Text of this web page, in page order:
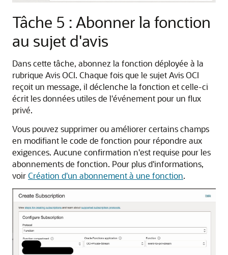
Tâche 5 : Abonner la fonction
au sujet d'avis
Dans cette tâche, abonnez la fonction déployée à la
rubrique Avis OCI. Chaque fois que le sujet Avis OCI
reçoit un message, il déclenche la fonction et celle-ci
écrit les données utiles de l'événement pour un flux
privé.
Vous pouvez supprimer ou améliorer certains champs
en modifiant le code de fonction pour répondre aux
exigences. Aucune confirmation n'est requise pour les
abonnements de fonction. Pour plus d'informations,
voirCréation d'un abonnement à une fonction.